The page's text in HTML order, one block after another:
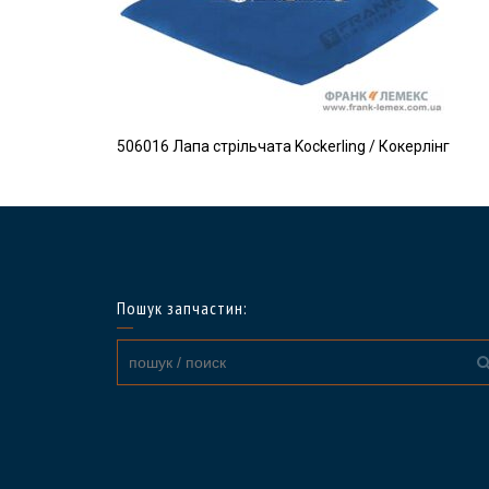
506016 Лапа стрільчата Kockerling / Кокерлінг
Пошук запчастин: